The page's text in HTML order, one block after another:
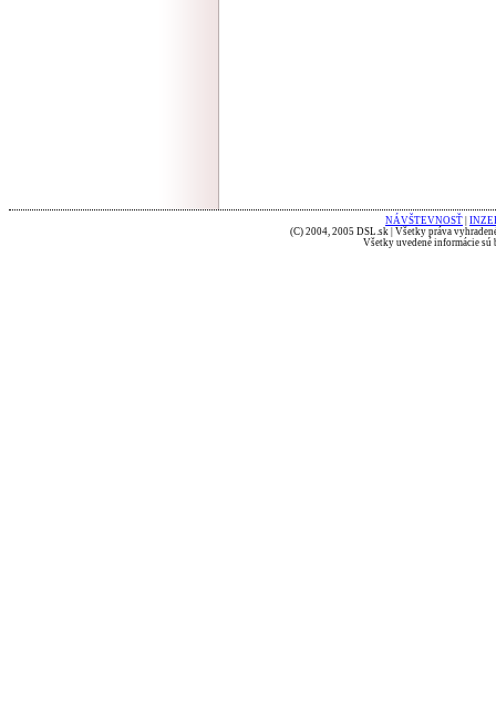
NÁVŠTEVNOSŤ
(C) 2004, 2005 DSL.sk | Všetky práva
Všetky uvedené informácie sú